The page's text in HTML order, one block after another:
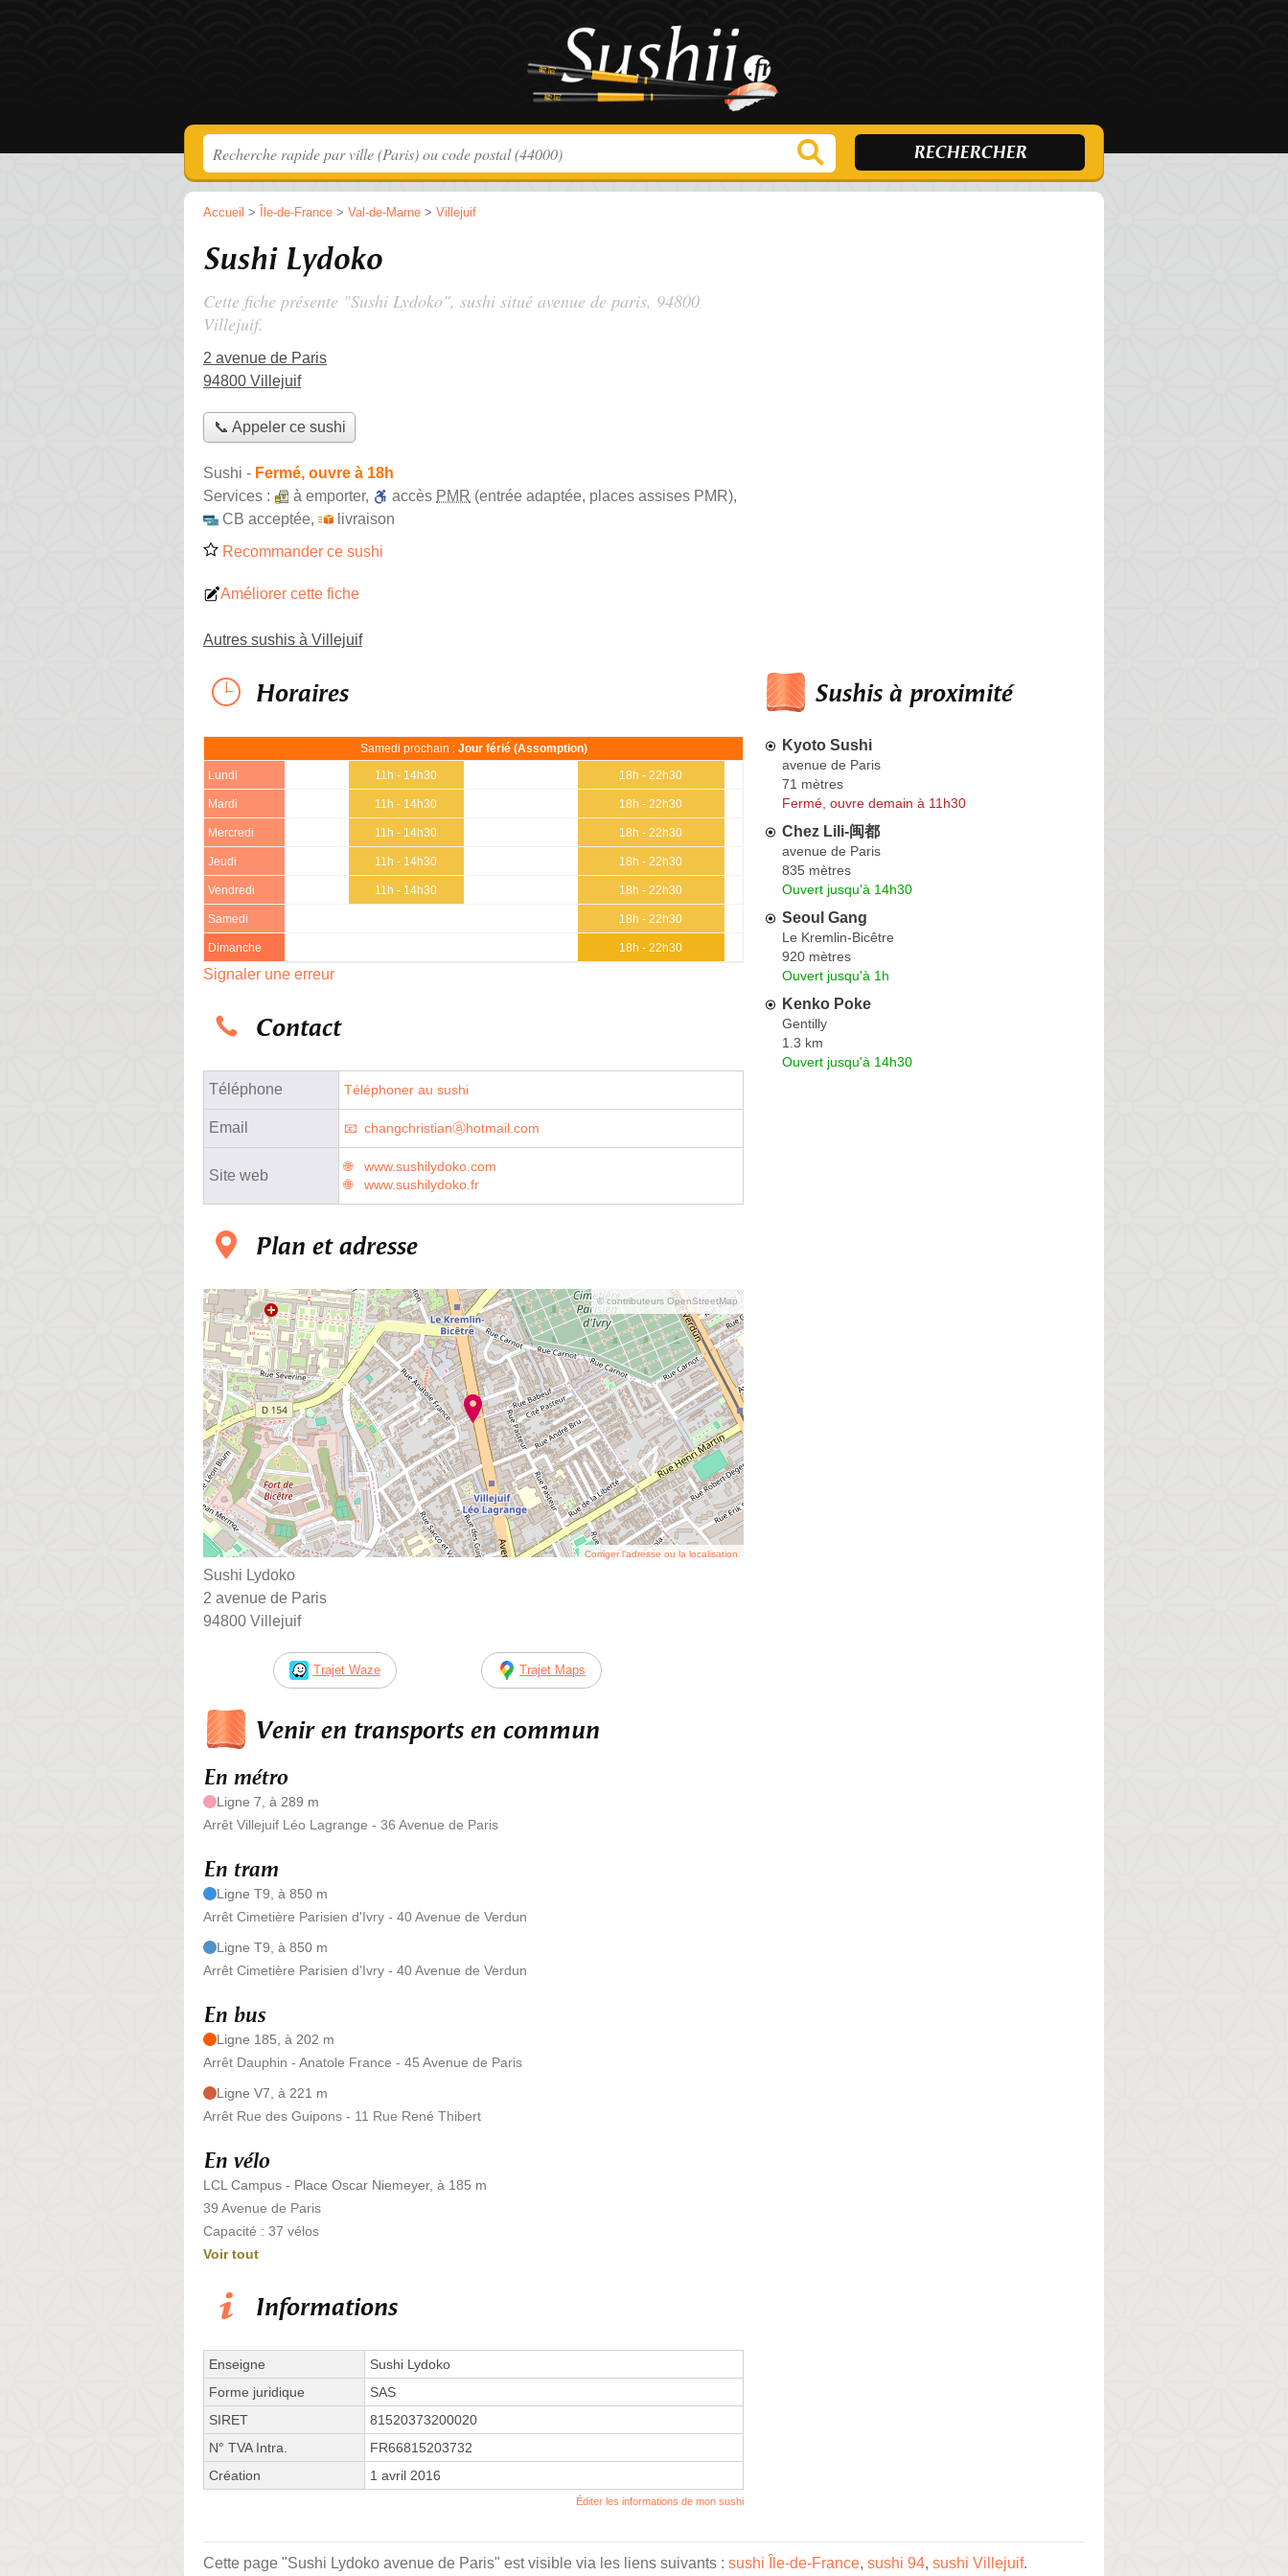
Accueil > Île-de-France > Val-de-Marne > Villejuif
Sushi Lydoko
Cette fiche présente "Sushi Lydoko", sushi situé avenue de paris, 94800
Villejuif.
2 avenue de Paris
94800 Villejuif
📞 Appeler ce sushi
Sushi - Fermé, ouvre à 18h
Services :
à emporter, accès PMR (entrée adaptée, places assises PMR),
CB acceptée,
livraison
Recommander ce sushi
Améliorer cette fiche
Autres sushis à Villejuif
Horaires
Samedi prochain : Jour férié (Assomption)
Lundi 11h - 14h30 18h - 22h30
Mardi 11h - 14h30 18h - 22h30
Mercredi 11h - 14h30 18h - 22h30
Jeudi 11h - 14h30 18h - 22h30
Vendredi 11h - 14h30 18h - 22h30
Samedi 18h - 22h30
Dimanche 18h - 22h30
Signaler une erreur
Contact
Téléphone Téléphoner au sushi
Email changchristianⓐhotmail.com
Site web
www.sushilydoko.com
www.sushilydoko.fr
Plan et adresse
© contributeurs OpenStreetMap
Corriger l’adresse ou la localisation
Sushi Lydoko
2 avenue de Paris
94800 Villejuif
Trajet Waze Trajet Maps
Venir en transports en commun
En métro
Ligne 7, à 289 m
Arrêt Villejuif Léo Lagrange - 36 Avenue de Paris
En tram
Ligne T9, à 850 m
Arrêt Cimetière Parisien d'Ivry - 40 Avenue de Verdun
Ligne T9, à 850 m
Arrêt Cimetière Parisien d'Ivry - 40 Avenue de Verdun
En bus
Ligne 185, à 202 m
Arrêt Dauphin - Anatole France - 45 Avenue de Paris
Ligne V7, à 221 m
Arrêt Rue des Guipons - 11 Rue René Thibert
En vélo
LCL Campus - Place Oscar Niemeyer, à 185 m
39 Avenue de Paris
Capacité : 37 vélos
Voir tout
Informations
Enseigne
Sushi Lydoko
Forme juridique
SAS
SIRET
81520373200020
N° TVA Intra.
FR66815203732
Création
1 avril 2016
Éditer les informations de mon sushi
Sushis à proximité
Kyoto Sushi
avenue de Paris
71 mètres
Fermé, ouvre demain à 11h30
Chez Lili-闽都
avenue de Paris
835 mètres
Ouvert jusqu'à 14h30
Seoul Gang
Le Kremlin-Bicêtre
920 mètres
Ouvert jusqu'à 1h
Kenko Poke
Gentilly
1.3 km
Ouvert jusqu'à 14h30
Cette page "Sushi Lydoko avenue de Paris" est visible via les liens suivants : sushi Île-de-France, sushi 94, sushi Villejuif.